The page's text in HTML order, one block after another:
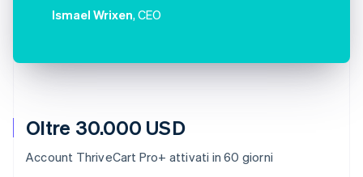
Oltre 30.000 USD
Account ThriveCart Pro+ attivati in 60 giorni
Ismael Wrixen, CEO